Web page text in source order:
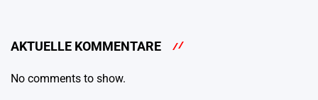
AKTUELLE KOMMENTARE
No comments to show.